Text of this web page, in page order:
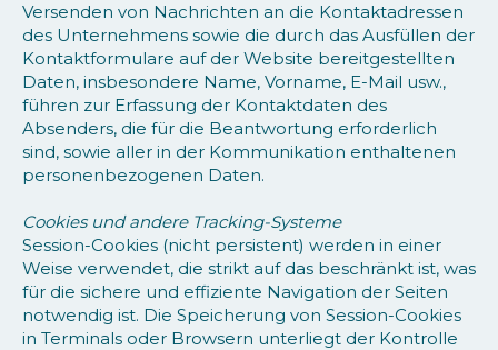
Versenden von Nachrichten an die Kontaktadressen
des Unternehmens sowie die durch das Ausfüllen der
Kontaktformulare auf der Website bereitgestellten
Daten, insbesondere Name, Vorname, E-Mail usw.,
führen zur Erfassung der Kontaktdaten des
Absenders, die für die Beantwortung erforderlich
sind, sowie aller in der Kommunikation enthaltenen
personenbezogenen Daten.
Cookies und andere Tracking-Systeme
Session-Cookies (nicht persistent) werden in einer
Weise verwendet, die strikt auf das beschränkt ist, was
für die sichere und effiziente Navigation der Seiten
notwendig ist. Die Speicherung von Session-Cookies
in Terminals oder Browsern unterliegt der Kontrolle